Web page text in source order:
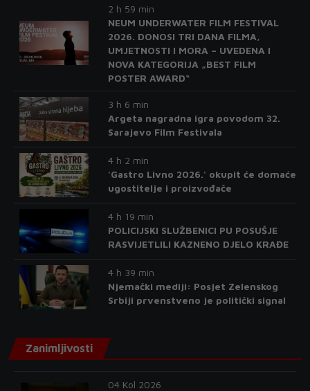
2 h 59 min
NEUM UNDERWATER FILM FESTIVAL
2026. DONOSI TRI DANA FILMA,
UMJETNOSTI I MORA – UVEDENA I
NOVA KATEGORIJA „BEST FILM
POSTER AWARD“
3 h 6 min
Argeta nagradna igra povodom 32.
Sarajevo Film Festivala
4 h 2 min
'Gastro Livno 2026.' okupit će domaće
ugostitelje i proizvođače
4 h 19 min
POLICIJSKI SLUŽBENICI PU POSUŠJE
RASVIJETLILI KAZNENO DJELO KRAĐE
4 h 39 min
Njemački mediji: Posjet Zelenskog
Srbiji prvenstveno je politički signal
Zanimljivosti
04 Kol 2026